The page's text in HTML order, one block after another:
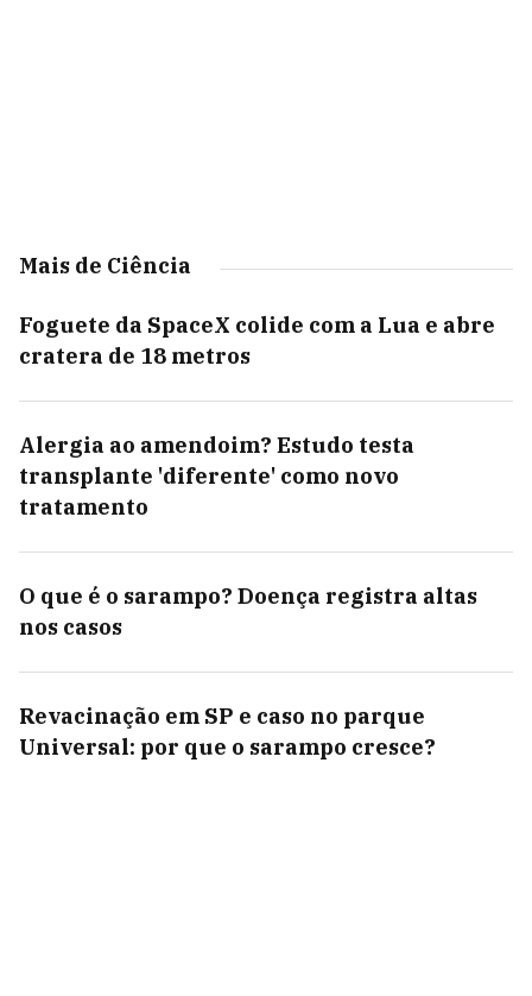
Mais de Ciência
Foguete da SpaceX colide com a Lua e abre
cratera de 18 metros
Alergia ao amendoim? Estudo testa
transplante 'diferente' como novo
tratamento
O que é o sarampo? Doença registra altas
nos casos
Revacinação em SP e caso no parque
Universal: por que o sarampo cresce?